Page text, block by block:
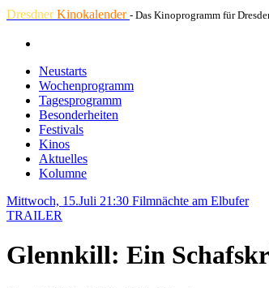
DresdnerKinokalender - Das Kinoprogramm für
Neustarts
Wochenprogramm
Tagesprogramm
Besonderheiten
Festivals
Kinos
Aktuelles
Kolumne
Mittwoch, 15.Juli 21:30 Filmnächte am Elbufer
TRAILER
Glennkill: Ein